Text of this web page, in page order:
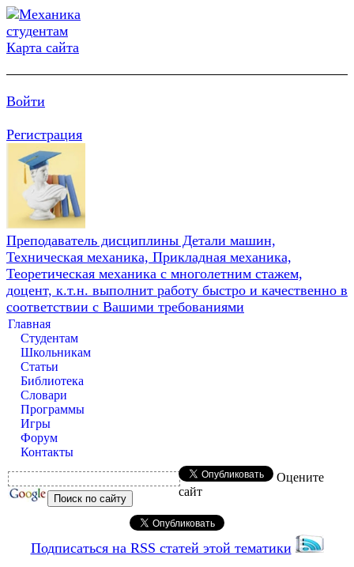
Карта сайта
Войти
Регистрация
Преподаватель дисциплины Детали машин,
Техническая механика, Прикладная механика,
Теоретическая механика с многолетним стажем,
доцент, к.т.н. выполнит работу быстро и качественно в
соответствии с Вашими требованиями
Главная
Студентам
Школьникам
Статьи
Библиотека
Словари
Программы
Игры
Форум
Контакты
Оцените
сайт
Подписаться на RSS статей этой тематики